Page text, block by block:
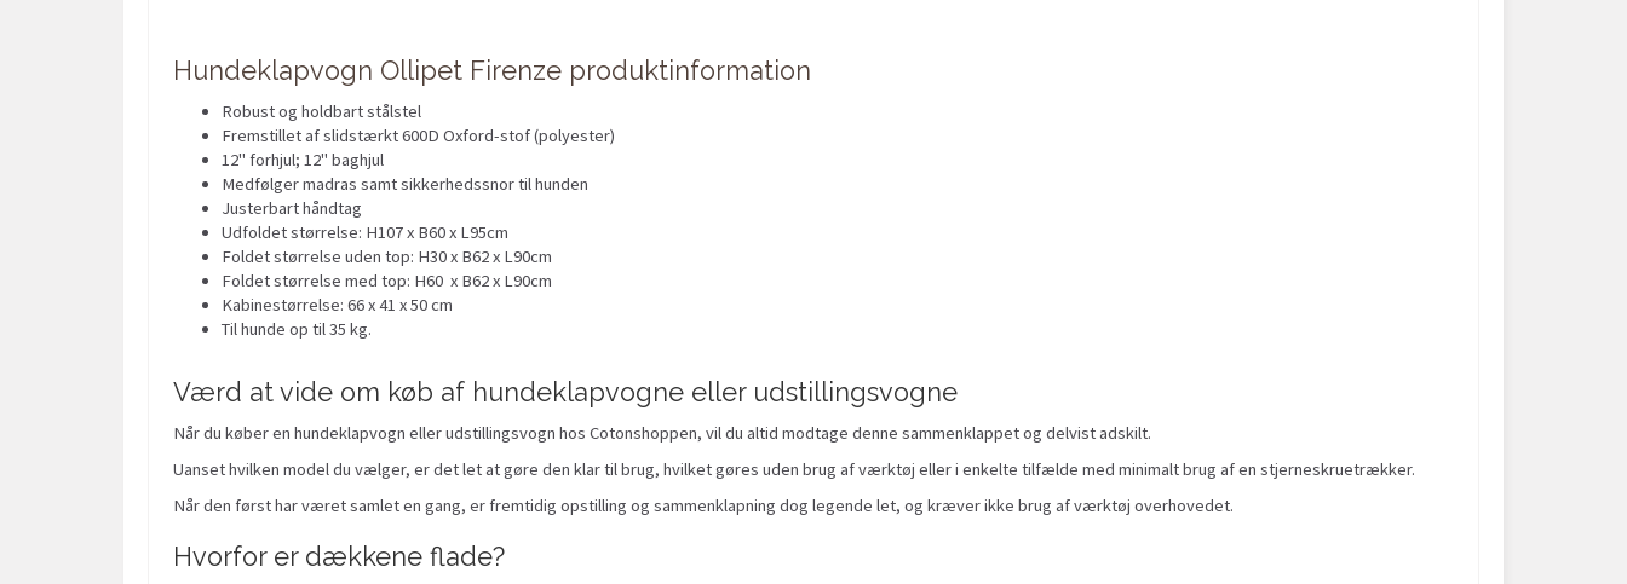
Hundeklapvogn Ollipet Firenze produktinformation
Robust og holdbart stålstel
Fremstillet af slidstærkt 600D Oxford-stof (polyester)
12" forhjul; 12" baghjul
Medfølger madras samt sikkerhedssnor til hunden
Justerbart håndtag
Udfoldet størrelse: H107 x B60 x L95cm
Foldet størrelse uden top: H30 x B62 x L90cm
Foldet størrelse med top: H60 x B62 x L90cm
Kabinestørrelse: 66 x 41 x 50 cm
Til hunde op til 35 kg.
Værd at vide om køb af hundeklapvogne eller udstillingsvogne
Når du køber en hundeklapvogn eller udstillingsvogn hos Cotonshoppen, vil du altid modtage denne sammenklappet og delvist adskilt.
Uanset hvilken model du vælger, er det let at gøre den klar til brug, hvilket gøres uden brug af værktøj eller i enkelte tilfælde med minimalt brug af en stjerneskruetrækker.
Når den først har været samlet en gang, er fremtidig opstilling og sammenklapning dog legende let, og kræver ikke brug af værktøj overhovedet.
Hvorfor er dækkene flade?